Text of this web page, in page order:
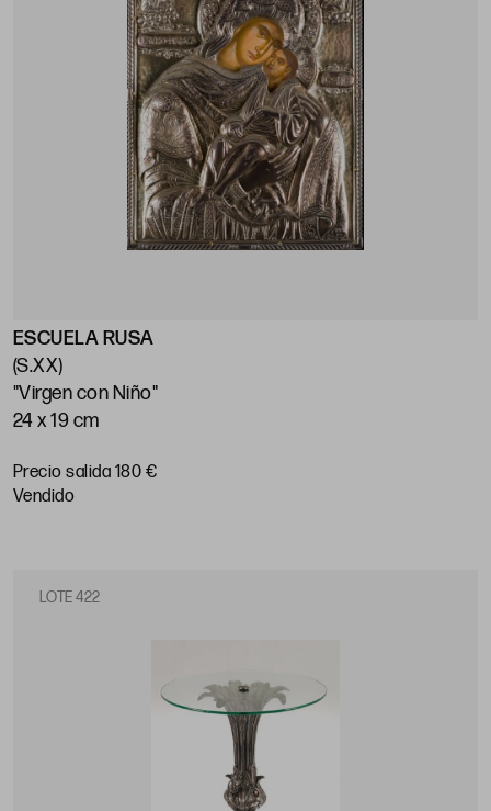
ESCUELA RUSA
(S.XX)
"Virgen con Niño"
24 x 19 cm
Precio salida 180 €
vendido
LOTE 422